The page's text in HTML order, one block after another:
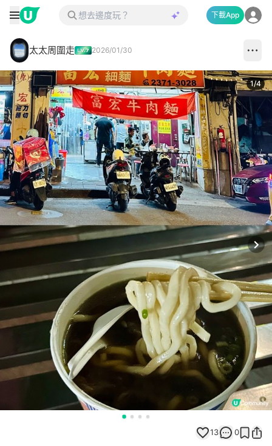
下載App
太太周圍走 2026/01/30
1/4
13 0